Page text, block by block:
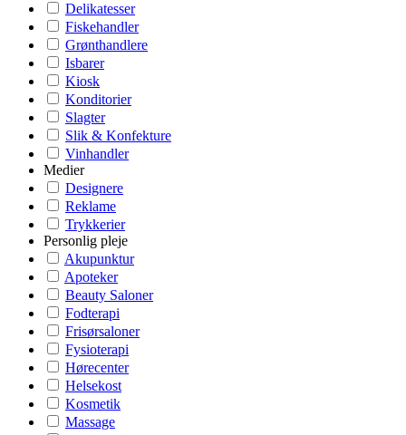
Delikatesser
Fiskehandler
Grønthandlere
Isbarer
Kiosk
Konditorier
Slagter
Slik & Konfekture
Vinhandler
Medier
Designere
Reklame
Trykkerier
Personlig pleje
Akupunktur
Apoteker
Beauty Saloner
Fodterapi
Frisørsaloner
Fysioterapi
Hørecenter
Helsekost
Kosmetik
Massage